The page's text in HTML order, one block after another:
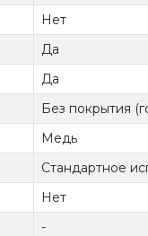
Нет
Да
Да
Без покрытия
Медь
Стандартное
Нет
-